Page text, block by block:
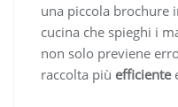
una piccola brochure
cucina che spieghi i
non solo previene
raccolta più efficiente